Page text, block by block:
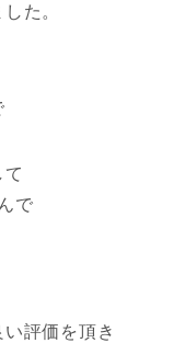
た。
で
評価を頂き